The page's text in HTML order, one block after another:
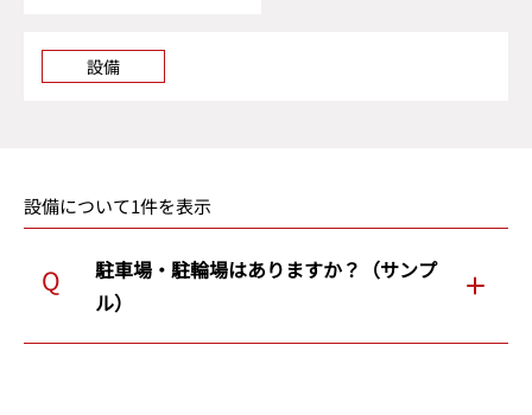
設備
設備について1件を表示
駐車場・駐輪場はありますか？（サンプ
ル）